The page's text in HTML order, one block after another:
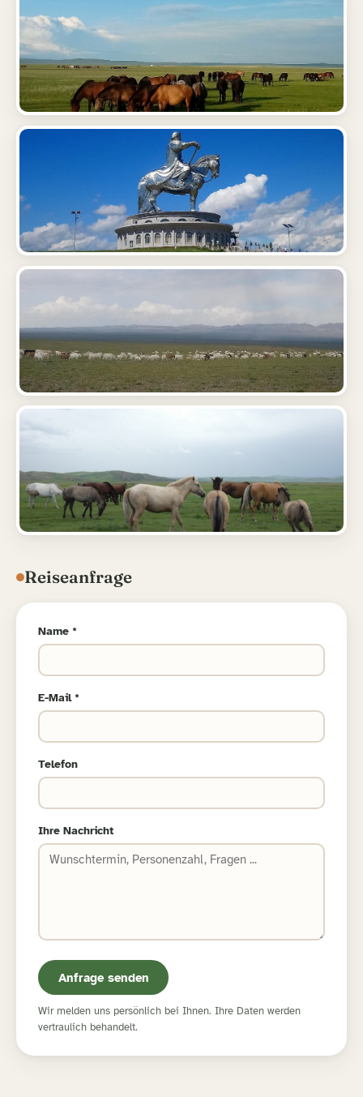
Reiseanfrage
Name *
E-Mail *
Telefon
Ihre Nachricht
Anfrage senden
Wir melden uns persönlich bei Ihnen. Ihre Daten werden
vertraulich behandelt.